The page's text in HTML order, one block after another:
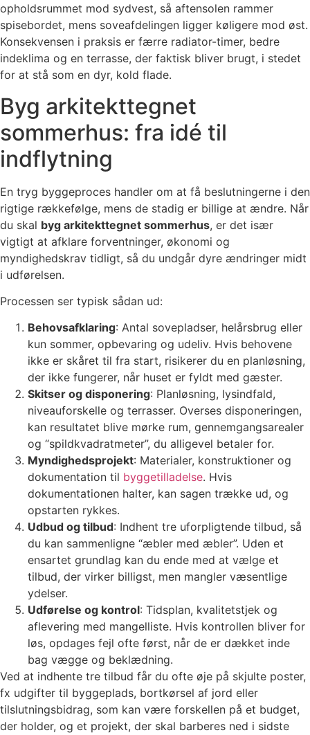
opholdsrummet mod sydvest, så aftensolen rammer
spisebordet, mens soveafdelingen ligger køligere mod øst.
Konsekvensen i praksis er færre radiator-timer, bedre
indeklima og en terrasse, der faktisk bliver brugt, i stedet
for at stå som en dyr, kold flade.
Byg arkitekttegnet
sommerhus: fra idé til
indflytning
En tryg byggeproces handler om at få beslutningerne i den
rigtige rækkefølge, mens de stadig er billige at ændre. Når
du skal byg arkitekttegnet sommerhus, er det især
vigtigt at afklare forventninger, økonomi og
myndighedskrav tidligt, så du undgår dyre ændringer midt
i udførelsen.
Processen ser typisk sådan ud:
Behovsafklaring: Antal sovepladser, helårsbrug eller
kun sommer, opbevaring og udeliv. Hvis behovene
ikke er skåret til fra start, risikerer du en planløsning,
der ikke fungerer, når huset er fyldt med gæster.
Skitser og disponering: Planløsning, lysindfald,
niveauforskelle og terrasser. Overses disponeringen,
kan resultatet blive mørke rum, gennemgangsarealer
og “spildkvadratmeter”, du alligevel betaler for.
Myndighedsprojekt: Materialer, konstruktioner og
dokumentation til byggetilladelse. Hvis
dokumentationen halter, kan sagen trække ud, og
opstarten rykkes.
Udbud og tilbud: Indhent tre uforpligtende tilbud, så
du kan sammenligne “æbler med æbler”. Uden et
ensartet grundlag kan du ende med at vælge et
tilbud, der virker billigst, men mangler væsentlige
ydelser.
Udførelse og kontrol: Tidsplan, kvalitetstjek og
aflevering med mangelliste. Hvis kontrollen bliver for
løs, opdages fejl ofte først, når de er dækket inde
bag vægge og beklædning.
Ved at indhente tre tilbud får du ofte øje på skjulte poster,
fx udgifter til byggeplads, bortkørsel af jord eller
tilslutningsbidrag, som kan være forskellen på et budget,
der holder, og et projekt, der skal barberes ned i sidste